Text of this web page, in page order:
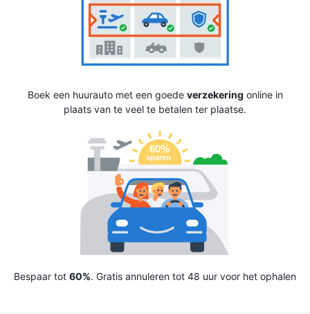
Boek een huurauto met een goede verzekering online in
plaats van te veel te betalen ter plaatse.
Bespaar tot 60%. Gratis annuleren tot 48 uur voor het ophalen